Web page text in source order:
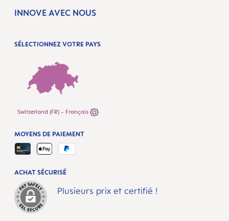
INNOVE AVEC NOUS
SÉLECTIONNEZ VOTRE PAYS
Switzerland (FR) - Français
ACHAT SÉCURISÉ
Plusieurs prix et certifié !
MOYENS DE PAIEMENT